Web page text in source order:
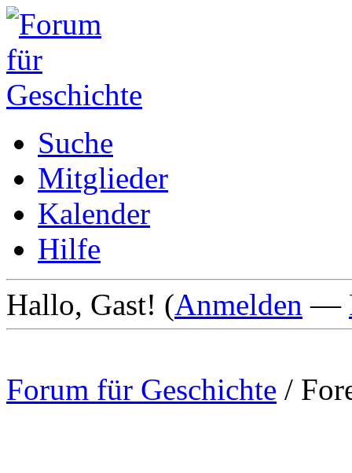
Suche
Mitglieder
Kalender
Hilfe
Hallo, Gast! (Anmelden —
Forum für Geschichte /